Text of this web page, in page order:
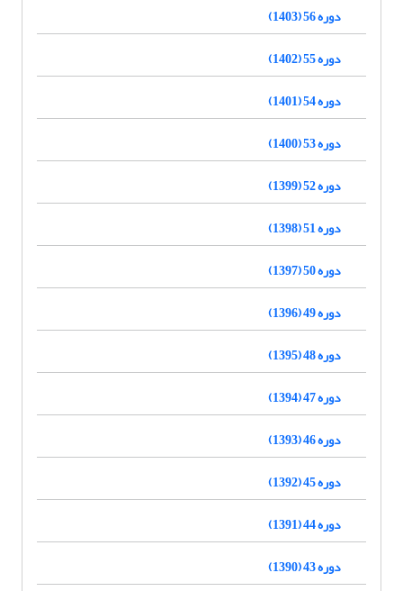
دوره 56 (1403)
دوره 55 (1402)
دوره 54 (1401)
دوره 53 (1400)
دوره 52 (1399)
دوره 51 (1398)
دوره 50 (1397)
دوره 49 (1396)
دوره 48 (1395)
دوره 47 (1394)
دوره 46 (1393)
دوره 45 (1392)
دوره 44 (1391)
دوره 43 (1390)